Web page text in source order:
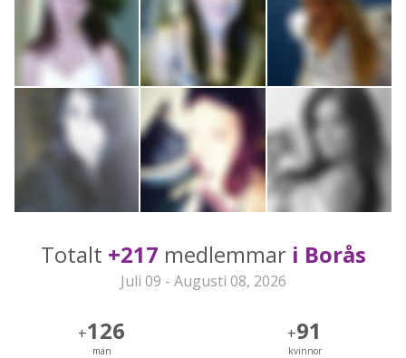
Totalt +217 medlemmar i Borås
Juli 09 - Augusti 08, 2026
+126
män
+91
kvinnor